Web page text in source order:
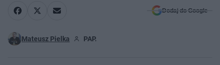
Dodaj do Google
Mateusz Pielka PAP.